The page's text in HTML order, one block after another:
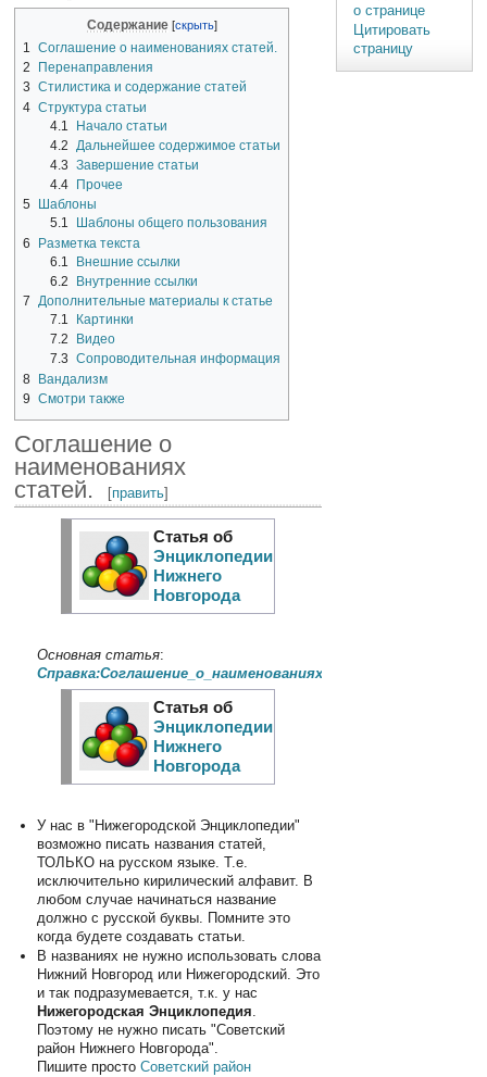
Содержание
1
Соглашение о наименованиях статей.
2
Перенаправления
3
Стилистика и содержание статей
4 Структура статьи
4.1
Начало статьи
4.2 Дальнейшее содержимое статьи
4.3 Завершение статьи
4.4
Прочее
5
Шаблоны
5.1
Шаблоны общего пользования
6
Разметка текста
6.1
Внешние ссылки
6.2
Внутренние ссылки
7
Дополнительные материалы к статье
7.1
Картинки
7.2
Видео
7.3 Сопроводительная информация
8 Вандализм
9
Смотри также
Соглашение о
наименованиях
статей.
[править]
Статья об
Энциклопедии
Нижнего
Новгорода
Основная статья:
Справка:Соглашение_о_наименованиях_статей
Статья об
Энциклопедии
Нижнего
Новгорода
У нас в "Нижегородской Энциклопедии"
возможно писать названия статей,
ТОЛЬКО на русском языке. Т.е.
исключительно кирилический алфавит. В
любом случае начинаться название
должно с русской буквы. Помните это
когда будете создавать статьи.
В названиях не нужно использовать слова
Нижний Новгород или Нижегородский. Это
и так подразумевается, т.к. у нас
Нижегородская Энциклопедия
Поэтому не нужно писать "Советский
район Нижнего Новгорода".
Пишите просто Советский район
о странице
Цитировать
страницу